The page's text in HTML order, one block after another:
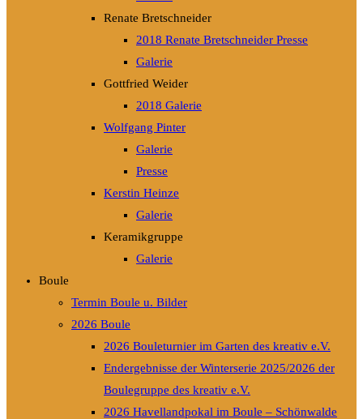
Renate Bretschneider
2018 Renate Bretschneider Presse
Galerie
Gottfried Weider
2018 Galerie
Wolfgang Pinter
Galerie
Presse
Kerstin Heinze
Galerie
Keramikgruppe
Galerie
Boule
Termin Boule u. Bilder
2026 Boule
2026 Bouleturnier im Garten des kreativ e.V.
Endergebnisse der Winterserie 2025/2026 der
Boulegruppe des kreativ e.V.
2026 Havellandpokal im Boule – Schönwalde